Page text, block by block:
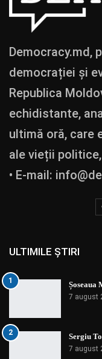
Democracy.md,
democrației și
Republica
echidistante,
ultimă oră, care
ale vieții
• E-mail:
ULTIMILE ȘTIRI
1 Șoseaua
7 august
2 Sergiu
7 august